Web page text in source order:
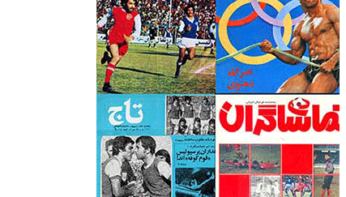
وبسایت جام تخت جمشید 2 هادی نراقی